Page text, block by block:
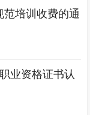
范培训收费的通
业资格证书认